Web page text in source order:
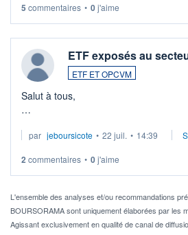
5 commentaires • 0j'aime
ETF exposés au
ETF ET OPCVM
Salut à tous,
via un ETF plutôt que des actions
Idéalement, je voudrais qu'il soit
Pour l' ...
par jeboursicote • 22 juil. • 14:39
2 commentaires • 0j'aime
L'ensemble des analyses et/ou recommandations
BOURSORAMA sont uniquement élaborées par les
Agissant exclusivement en qualité de canal de